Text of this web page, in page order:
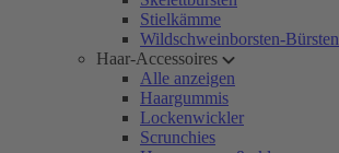
Stielkämme
Wildschweinborsten-Bürsten
Haar-Accessoires
Alle anzeigen
Haargummis
Lockenwickler
Scrunchies